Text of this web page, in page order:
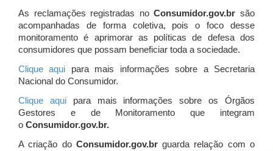
As reclamações registradas noConsumidor.gov.br são
acompanhadas de forma coletiva, pois o foco desse
monitoramento é aprimorar as políticas de defesa dos
consumidores que possam beneficiar toda a sociedade.
Clique aqui para mais informações sobre a Secretaria
Nacional do Consumidor.
Clique aquipara mais informações sobre os Órgãos
Gestores e de Monitoramento que integram
o Consumidor.gov.br.
A criação do Consumidor.gov.brguarda relação com o